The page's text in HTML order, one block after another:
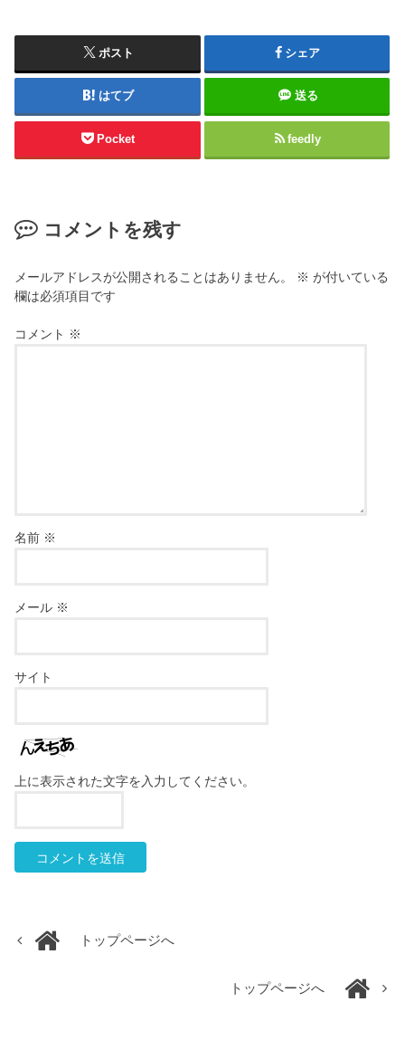
ポスト シェア
はてブ 送る
Pocket feedly
コメントを残す
メールアドレスが公開されることはありません。 ※ が付いている
欄は必須項目です
コメント ※
名前 ※
メール ※
サイト
上に表示された文字を入力してください。
トップページへ
トップページへ